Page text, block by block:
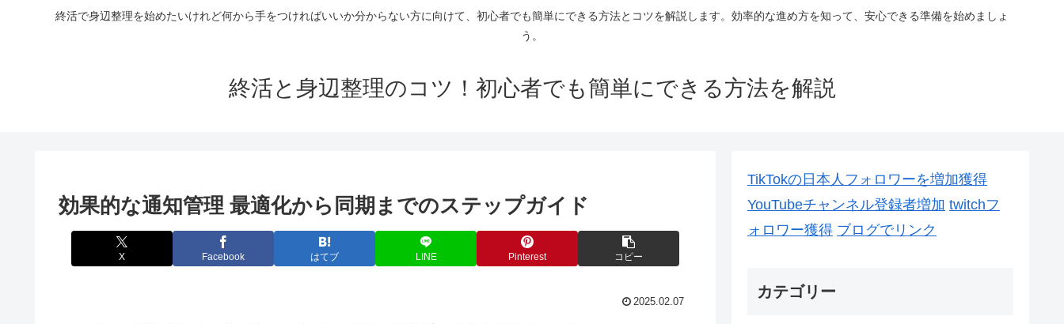
終活で身辺整理を始めたいけれど何から手をつければいいか分からない方に向けて、初心者でも簡単にできる方法とコツを解説します。効率的な進め方を知って、安心できる準備を始めましょ
う。
終活と身辺整理のコツ！初心者でも簡単にできる方法を解説
効果的な通知管理 最適化から同期までのステップガイド
X Facebook はてブ LINE Pinterest コピー
2025.02.07
TikTokの日本人フォロワーを増加獲得
YouTubeチャンネル登録者増加 twitchフ
ォロワー獲得 ブログでリンク
カテゴリー